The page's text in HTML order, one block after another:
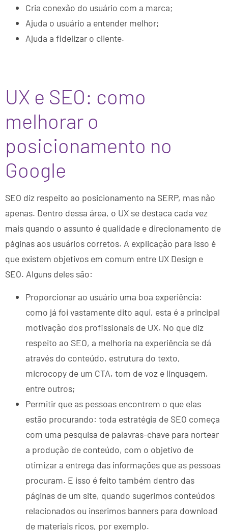
Cria conexão do usuário com a marca;
Ajuda o usuário a entender melhor;
Ajuda a fidelizar o cliente.
UX e SEO: como
melhorar o
posicionamento no
Google
SEO diz respeito ao posicionamento na SERP, mas não
apenas. Dentro dessa área, o UX se destaca cada vez
mais quando o assunto é qualidade e direcionamento de
páginas aos usuários corretos. A explicação para isso é
que existem objetivos em comum entre UX Design e
SEO. Alguns deles são:
Proporcionar ao usuário uma boa experiência:
como já foi vastamente dito aqui, esta é a principal
motivação dos profissionais de UX. No que diz
respeito ao SEO, a melhoria na experiência se dá
através do conteúdo, estrutura do texto,
microcopy de um CTA, tom de voz e linguagem,
entre outros;
Permitir que as pessoas encontrem o que elas
estão procurando: toda estratégia de SEO começa
com uma pesquisa de palavras-chave para nortear
a produção de conteúdo, com o objetivo de
otimizar a entrega das informações que as pessoas
procuram. E isso é feito também dentro das
páginas de um site, quando sugerimos conteúdos
relacionados ou inserimos banners para download
de materiais ricos, por exemplo.